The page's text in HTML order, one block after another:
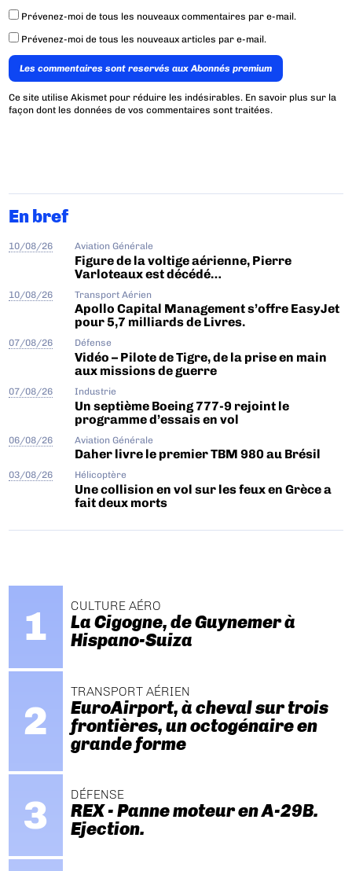
Prévenez-moi de tous les nouveaux commentaires par e-mail.
Prévenez-moi de tous les nouveaux articles par e-mail.
Les commentaires sont reservés aux Abonnés premium
Ce site utilise Akismet pour réduire les indésirables. En savoir plus sur la
façon dont les données de vos commentaires sont traitées.
En bref
10/08/26 Aviation Générale
Figure de la voltige aérienne, Pierre
Varloteaux est décédé…
10/08/26 Transport Aérien
Apollo Capital Management s’offre EasyJet
pour 5,7 milliards de Livres.
07/08/26 Défense
Vidéo – Pilote de Tigre, de la prise en main
aux missions de guerre
07/08/26 Industrie
Un septième Boeing 777-9 rejoint le
programme d’essais en vol
06/08/26 Aviation Générale
Daher livre le premier TBM 980 au Brésil
03/08/26 Hélicoptère
Une collision en vol sur les feux en Grèce a
fait deux morts
CULTURE AÉRO
La Cigogne, de Guynemer à
Hispano-Suiza
TRANSPORT AÉRIEN
EuroAirport, à cheval sur trois
frontières, un octogénaire en
grande forme
DÉFENSE
REX - Panne moteur en A-29B.
Ejection.